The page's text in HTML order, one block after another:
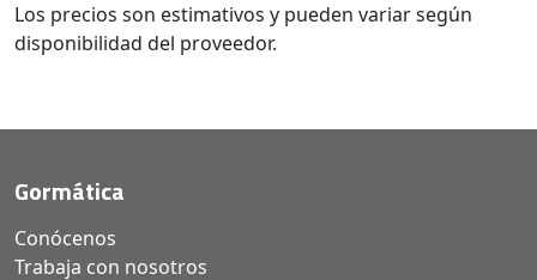
Los precios son estimativos y pueden variar según
disponibilidad del proveedor.
Gormática
Conócenos
Trabaja con nosotros